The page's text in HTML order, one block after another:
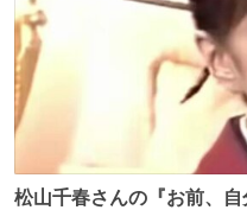
松山千春さんの『お前、